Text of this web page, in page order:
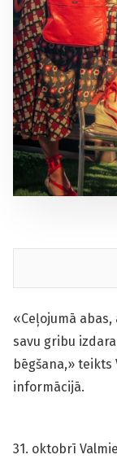
«Ceļojumā
savu gribu
bēgšana,» teikts
informācijā.
31. oktobrī